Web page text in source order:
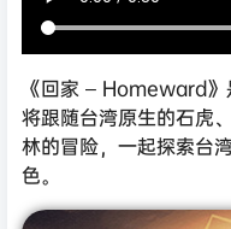
《回家 – Homeward
将跟随台湾原生的石虎
林的冒险，一起探索台
色。